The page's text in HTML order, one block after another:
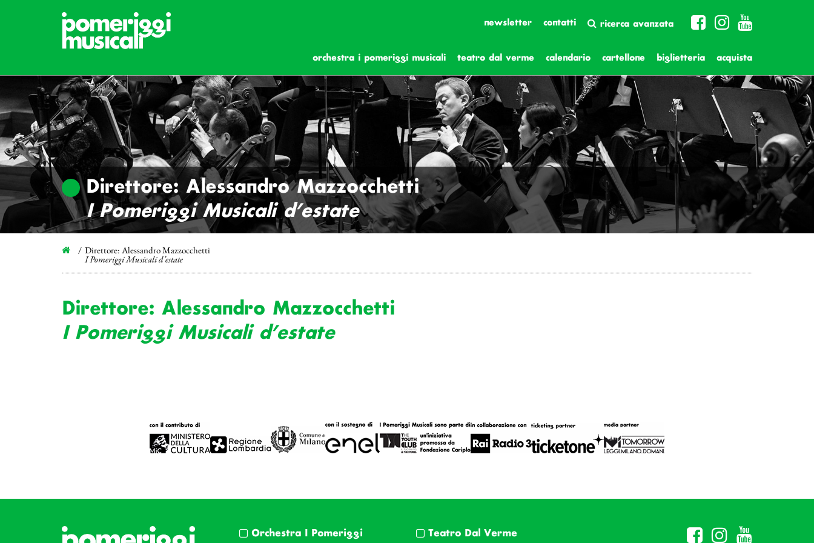
newsletter contatti ricerca avanzata
orchestra i pomeriggi musicali teatro dal verme calendario cartellone biglietteria acquista
Direttore: Alessandro Mazzocchetti
I Pomeriggi Musicali d’estate
Direttore: Alessandro Mazzocchetti
I Pomeriggi Musicali d’estate
Direttore: Alessandro Mazzocchetti
I Pomeriggi Musicali d’estate
Orchestra I Pomeriggi
Teatro Dal Verme